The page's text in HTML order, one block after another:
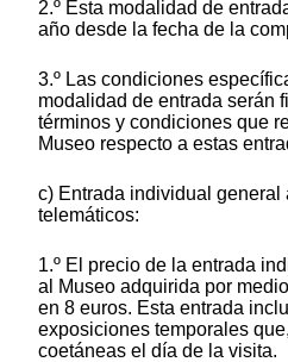
2.º Esta modalidad de
año desde la fecha de la
3.º Las condiciones
modalidad de entrada serán
términos y condiciones que
Museo respecto a estas
c) Entrada individual general
telemáticos:
1.º El precio de la entrada
al Museo adquirida por
en 8 euros. Esta entrada
exposiciones temporales
coetáneas el día de la visita.